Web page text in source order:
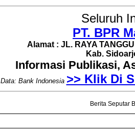
Seluruh
PT. BPR
Alamat : JL. RAYA
Kab.
Informasi Publikasi,
Bank Indonesia >> Klik Di
Berita Seputar